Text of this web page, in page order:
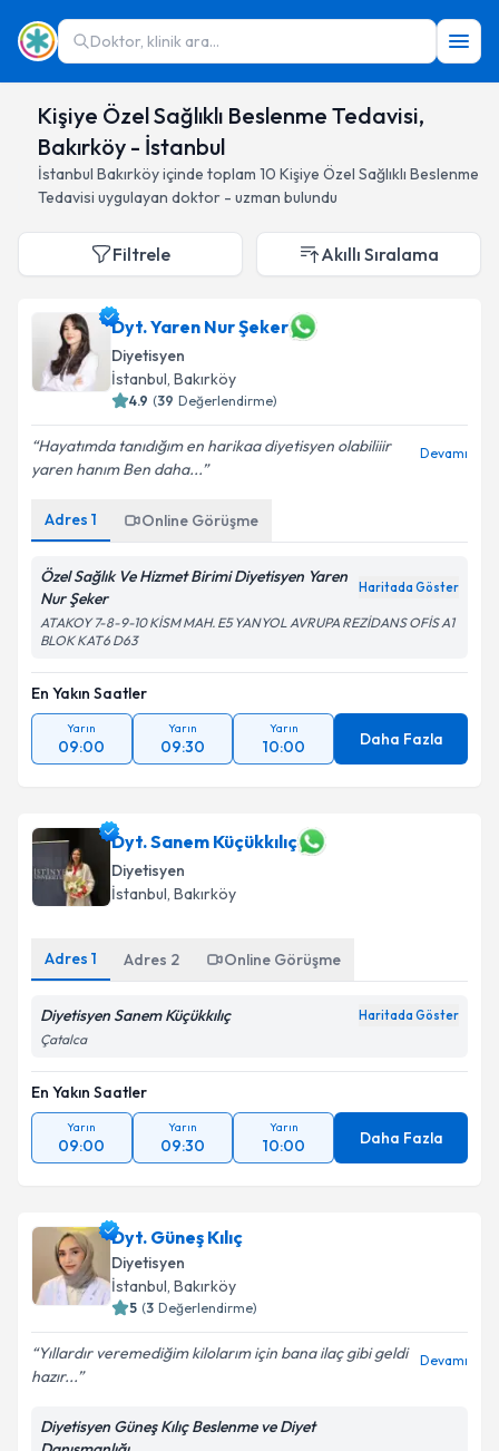
Doktor, klinik ara...
Kişiye Özel Sağlıklı Beslenme Tedavisi,
Bakırköy - İstanbul
İstanbul Bakırköyiçinde toplam 10 Kişiye Özel Sağlıklı Beslenme
Tedavisi uygulayan doktor - uzman bulundu
Filtrele Akıllı Sıralama
Dyt. Yaren Nur Şeker
Diyetisyen
İstanbul, Bakırköy
4.9 (39 Değerlendirme)
Hayatımda tanıdığım en harikaa diyetisyen olabiliiir
yaren hanım Ben daha...
Devamı
Adres 1 Online Görüşme
Özel Sağlık Ve Hizmet Birimi Diyetisyen Yaren
Nur Şeker
Haritada Göster
ATAKOY 7-8-9-10 KİSM MAH. E5 YANYOL AVRUPA REZİDANS OFİS A1
BLOK KAT6 D63
En Yakın Saatler
Yarın
09:00
Yarın
09:30
Yarın
10:00 Daha Fazla
Dyt. Sanem Küçükkılıç
Diyetisyen
İstanbul, Bakırköy
Adres 1 Adres 2 Online Görüşme
Diyetisyen Sanem Küçükkılıç Haritada Göster
Çatalca
En Yakın Saatler
Yarın
09:00
Yarın
09:30
Yarın
10:00 Daha Fazla
Dyt. Güneş Kılıç
Diyetisyen
İstanbul, Bakırköy
5 (3 Değerlendirme)
Yıllardır veremediğim kilolarım için bana ilaç gibi geldi
hazır...
Devamı
Diyetisyen Güneş Kılıç Beslenme ve Diyet